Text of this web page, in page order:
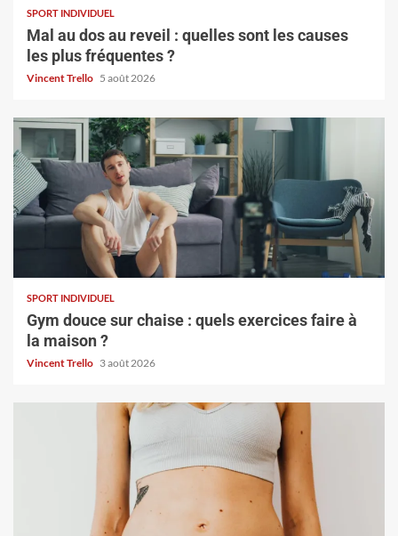
SPORT INDIVIDUEL
Mal au dos au reveil : quelles sont les causes
les plus fréquentes ?
Vincent Trello 5 août 2026
SPORT INDIVIDUEL
Gym douce sur chaise : quels exercices faire à
la maison ?
Vincent Trello 3 août 2026